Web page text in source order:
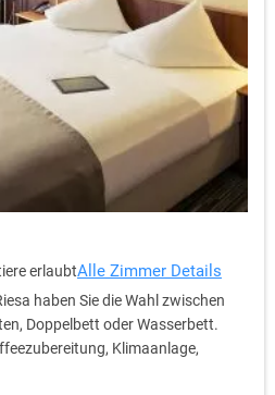
erlaubtAlle Zimmer Details
haben Sie die Wahl zwischen
Doppelbett oder Wasserbett.
Klimaanlage,